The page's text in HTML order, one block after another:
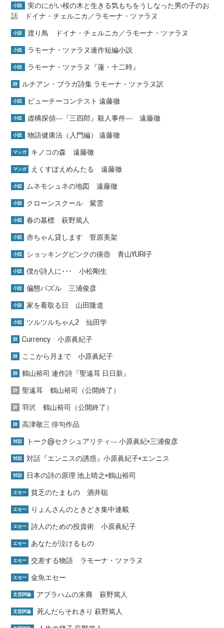
小説
実のにがい桜の木と生きる気もちをうしなった男の子のお
話 ドイナ・チェルニカ／ラモーナ・ツァラヌ
小説 渡り鳥 ドイナ・チェルニカ／ラモーナ・ツァラヌ
小説 ラモーナ・ツァラヌ連作短編小説
小説 ラモーナ・ツァラヌ『蓮・十二時』
詩 ルチアン・ブラガ詩集 ラモーナ・ツァラヌ訳
小説 ビューチーコンテスト 遠藤徹
小説 虚構探偵―『三四郎』殺人事件― 遠藤徹
小説 物語健康法（入門編） 遠藤徹
マンガ キノコの森 遠藤徹
マンガ えくすぽえめんたる 遠藤徹
小説 ムネモシュネの地図 遠藤徹
小説 クローンスクール 紫雲
小説 春の墓標 萩野篤人
小説 赤ちゃん貸します 菅原美架
小説 ショッキングピンクの痰壺 青山YURI子
小説 僕が詩人に･･･ 小松剛生
小説 偏態パズル 三浦俊彦
小説 家を看取る日 山田隆道
小説 ツルツルちゃん2 仙田学
詩 Currency 小原眞紀子
詩 ここから月まで 小原眞紀子
詩 鶴山裕司 連作詩『聖遠耳 日日新』
詩 聖遠耳 鶴山裕司（公開終了）
詩 羽沢 鶴山裕司（公開終了）
詩 高津敬三 俳句作品
対話 トーク@セクシュアリティ― 小原眞紀×三浦俊彦
対話 対話『エンニスの誘惑』小原眞紀子×エンニス
対話 日本の詩の原理 池上晴之×鶴山裕司
エセー 貧乏のたまもの 酒井聡
エセー りょんさんのときどき集中連載
エセー 詩人のための投資術 小原眞紀子
エセー あなたが泣けるもの
エセー 交差する物語 ラモーナ・ツァラヌ
エセー 金魚エセー
文芸評論 アブラハムの末裔 萩野篤人
文芸評論 死んだらそれきり 萩野篤人